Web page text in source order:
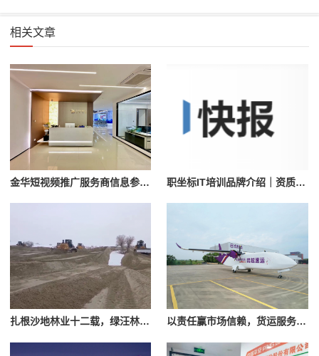
相关文章
金华短视频推广服务商信息参考：浙江蚁族网络服务介绍 职坐标IT培训品牌介绍｜资质与课程体系参考
扎根沙地林业十二载，绿汪林牧以全产业链打造本土治沙产业品牌 ​以责任赢市场信赖，货运服务公司跨越速运构建软硬兼备货运体系